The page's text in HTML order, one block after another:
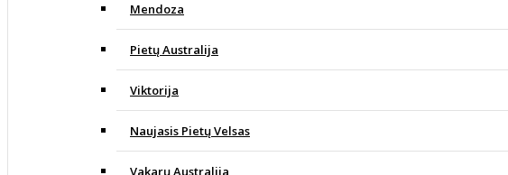
Mendoza
Pietų Australija
Viktorija
Naujasis Pietų Velsas
Vakarų Australija